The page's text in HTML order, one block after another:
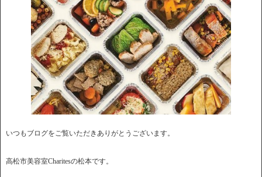
いつもブログをご覧いただきありがとうございます。
高松市美容室Charitesの松本です。